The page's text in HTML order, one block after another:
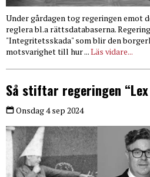
Under gårdagen tog regeringen emot
reglera bl.a rättsdatabaserna.
"Integritetsskada" som blir den
motsvarighet till hur ...Läs vidare...
Så stiftar regeringen
Onsdag 4 sep 2024